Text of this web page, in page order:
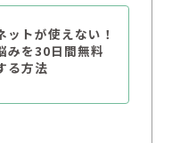
ットが使えない！
みを30日間無料
る方法